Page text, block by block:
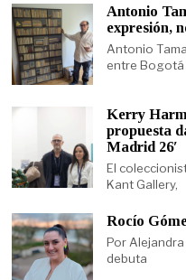
Antonio
expresión,
Antonio
entre Bogotá
Kerry
propuesta
Madrid 26′
El
Kant Gallery,
Rocío
Por
debuta